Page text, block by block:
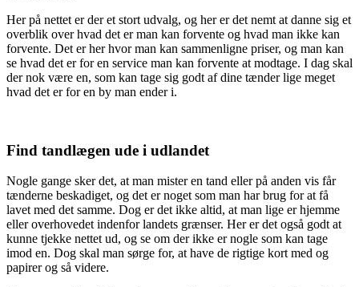
Her på nettet er der et stort udvalg, og her er det nemt at danne sig et
overblik over hvad det er man kan forvente og hvad man ikke kan
forvente. Det er her hvor man kan sammenligne priser, og man kan
se hvad det er for en service man kan forvente at modtage. I dag skal
der nok være en, som kan tage sig godt af dine tænder lige meget
hvad det er for en by man ender i.
Find tandlægen ude i udlandet
Nogle gange sker det, at man mister en tand eller på anden vis får
tænderne beskadiget, og det er noget som man har brug for at få
lavet med det samme. Dog er det ikke altid, at man lige er hjemme
eller overhovedet indenfor landets grænser. Her er det også godt at
kunne tjekke nettet ud, og se om der ikke er nogle som kan tage
imod en. Dog skal man sørge for, at have de rigtige kort med og
papirer og så videre.